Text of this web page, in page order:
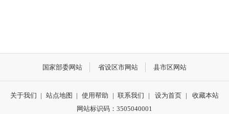
国家部委网站 省设区市网站 县市区网站
关于我们 | 站点地图 | 使用帮助 | 联系我们 | 设为首页 |
收藏本站
网站标识码：3505040001